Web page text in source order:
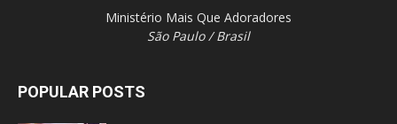
Ministério Mais Que Adoradores
São Paulo / Brasil
POPULAR POSTS